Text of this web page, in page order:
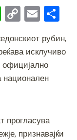
W
at
s
A
C
p
y
Li
E
m
ai
l
ar
e
рубин,
исклучиво
официјално
национален
прогласува
признавајќи